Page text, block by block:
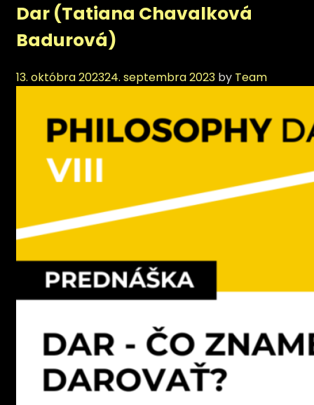
Dar (Tatiana Chavalková
Badurová)
13. októbra 202324. septembra 2023 by Team